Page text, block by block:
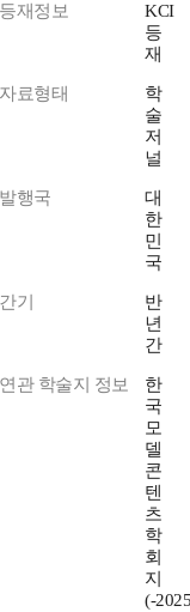
등재정보
KCI
등
재
자료형태
학
술
저
널
발행국
대
한
민
국
간기
반
년
간
연관 학술지 정보
한
국
모
델
콘
텐
츠
학
회
지
(-